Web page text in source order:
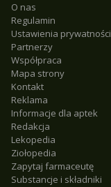
O nas
Regulamin
Ustawienia prywatności
Partnerzy
Współpraca
Mapa strony
Kontakt
Reklama
Informacje dla aptek
Redakcja
Lekopedia
Ziołopedia
Zapytaj farmaceutę
Substancje i składniki